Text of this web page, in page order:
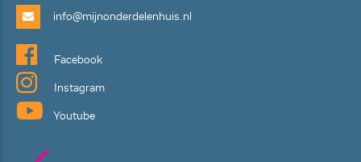
info@mijnonderdelenhuis.nl
Facebook
Instagram
Youtube